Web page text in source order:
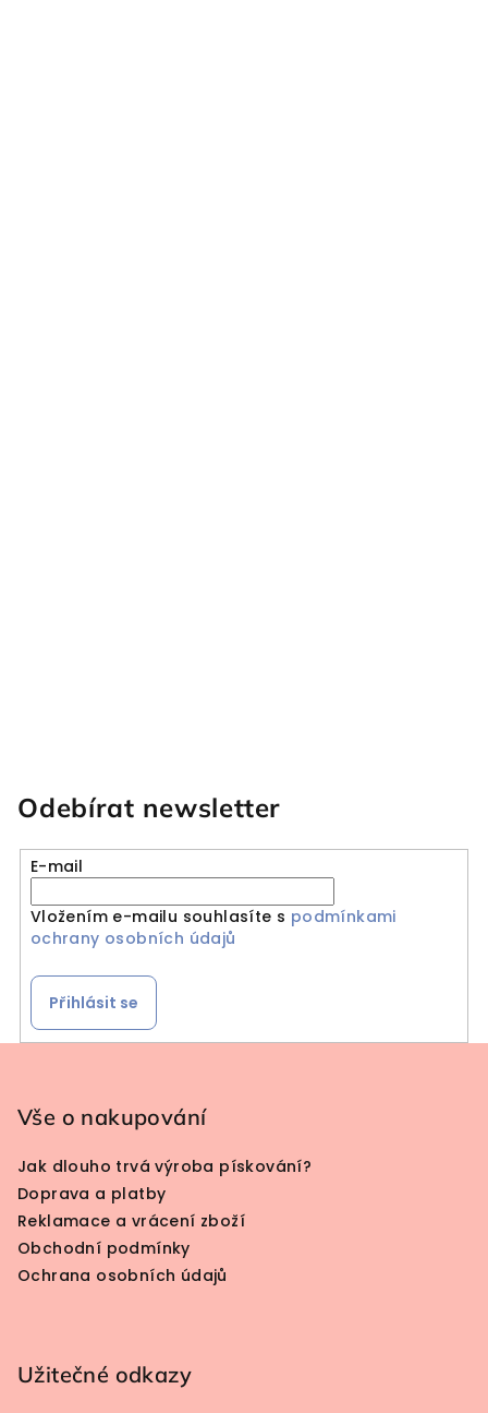
Odebírat newsletter
E-mail
Vložením e-mailu souhlasíte s podmínkami
ochrany osobních údajů
Přihlásit se
Vše o nakupování
Jak dlouho trvá výroba pískování?
Doprava a platby
Reklamace a vrácení zboží
Obchodní podmínky
Ochrana osobních údajů
Užitečné odkazy